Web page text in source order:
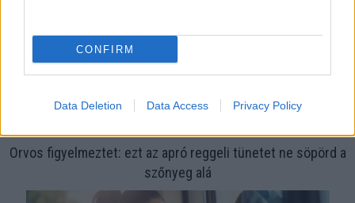
CONFIRM
Data Deletion Data Access Privacy Policy
Orvos figyelmeztet: ezt az apró reggeli tünetet ne söpörd a
szőnyeg alá